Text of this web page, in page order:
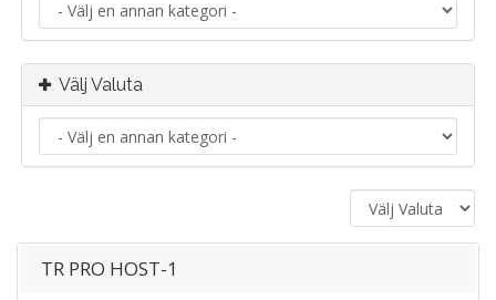
Välj Valuta
TR PRO HOST-1